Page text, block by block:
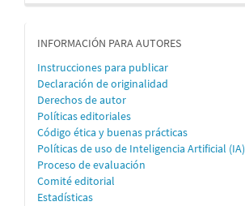
informacion
INFORMACIÓN PARA AUTORES
Instrucciones para publicar
Declaración de originalidad
Derechos de autor
Políticas editoriales
Código ética y buenas prácticas
Políticas de uso de Inteligencia Artificial (IA)
Proceso de evaluación
Comité editorial
Estadísticas